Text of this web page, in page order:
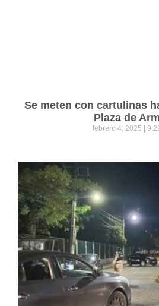
Se meten con cartulinas
Plaza de
febrero 4, 2025